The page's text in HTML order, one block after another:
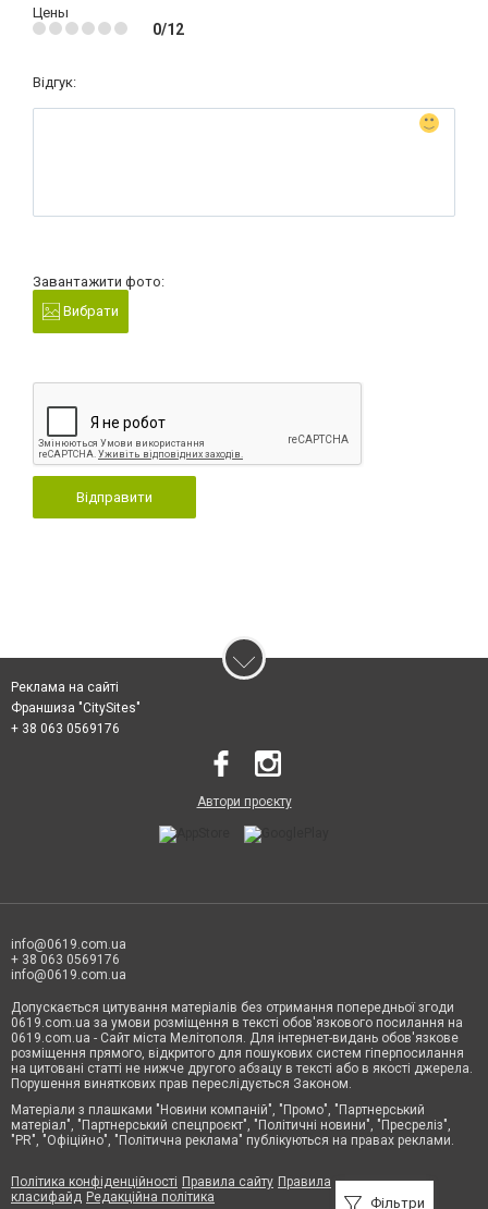
Цены
0/12
Відгук:
Завантажити фото:
Вибрати
Відправити
Фільтри
Реклама на сайті
Франшиза "CitySites"
+ 38 063 0569176
Автори проєкту
info@0619.com.ua
+ 38 063 0569176
info@0619.com.ua
Допускається цитування матеріалів без отримання попередньої згоди
0619.com.ua за умови розміщення в тексті обов'язкового посилання на
0619.com.ua - Сайт міста Мелітополя. Для інтернет-видань обов'язкове
розміщення прямого, відкритого для пошукових систем гіперпосилання
на цитовані статті не нижче другого абзацу в тексті або в якості джерела.
Порушення виняткових прав переслідується Законом.
Матеріали з плашками "Новини компаній", "Промо", "Партнерський
матеріал", "Партнерський спецпроєкт", "Політичні новини", "Пресреліз",
"PR", "Офіційно", "Політична реклама" публікуються на правах реклами.
Політика конфіденційності Правила сайту Правила
класифайд Редакційна політика